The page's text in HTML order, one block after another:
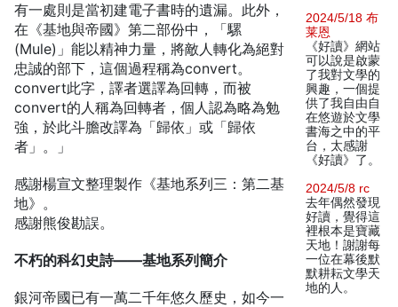
有一處則是當初建電子書時的遺漏。此外，
在《基地與帝國》第二部份中，「騾
(Mule)」能以精神力量，將敵人轉化為絕對
忠誠的部下，這個過程稱為convert。
convert此字，譯者選譯為回轉，而被
convert的人稱為回轉者，個人認為略為勉
強，於此斗膽改譯為「歸依」或「歸依
者」。」
感謝楊宣文整理製作《基地系列三：第二基
地》。
感謝熊俊勘誤。
不朽的科幻史詩——基地系列簡介
銀河帝國已有一萬二千年悠久歷史，如今一
2024/5/18 布
莱恩
《好讀》網站
可以說是啟蒙
了我對文學的
興趣，一個提
供了我自由自
在悠遊於文學
書海之中的平
台，太感謝
《好讀》了。
2024/5/8 rc
去年偶然發現
好讀，覺得這
裡根本是寶藏
天地！謝謝每
一位在幕後默
默耕耘文學天
地的人。